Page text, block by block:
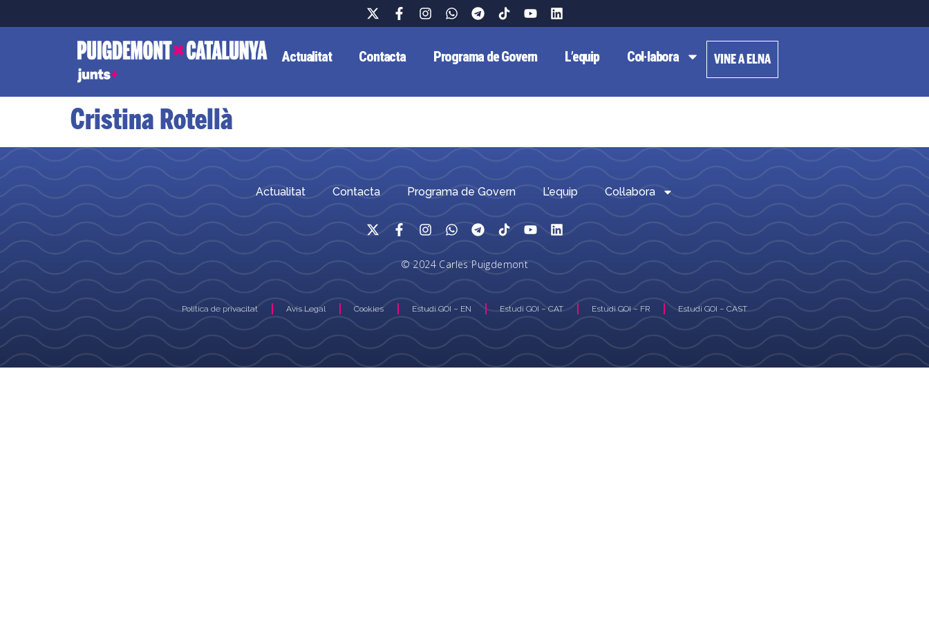
Actualitat Contacta Programa de Govern L’equip Col·labora VINE A ELNA
Cristina Rotellà
Actualitat Contacta Programa de Govern L’equip Col·labora
© 2024 Carles Puigdemont
Política de privacitat Avís Legal Cookies Estudi GOI – EN Estudi GOI – CAT Estudi GOI – FR Estudi GOI – CAST